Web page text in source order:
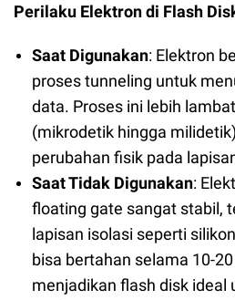
Perilaku Elektron di Flash
Saat Digunakan: Elektron
proses tunneling untuk
data. Proses ini lebih
(mikrodetik hingga
perubahan fisik pada
Saat Tidak Digunakan:
floating gate sangat stabil,
lapisan isolasi seperti
bisa bertahan selama 10-
menjadikan flash disk ideal